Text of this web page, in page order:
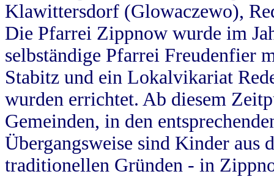
Klawittersdorf (Glowaczewo),
Die Pfarrei Zippnow wurde im
selbständige Pfarrei Freudenfier
Stabitz und ein Lokalvikariat
wurden errichtet. Ab diesem
Gemeinden, in den
Übergangsweise sind Kinder aus
traditionellen Gründen - in